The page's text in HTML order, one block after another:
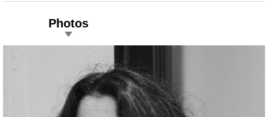
Photos